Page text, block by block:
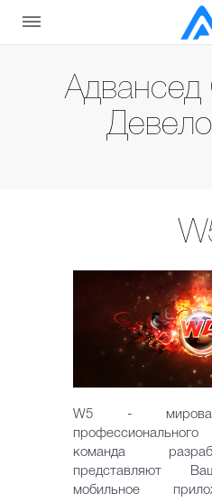
W5 - мировая
команда
представляют
мобильное